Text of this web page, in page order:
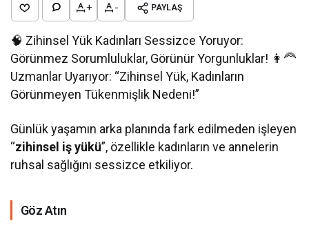
+ - PAYLAŞ
🧠 Zihinsel Yük Kadınları Sessizce Yoruyor:
Görünmez Sorumluluklar, Görünür Yorgunluklar! 👩‍🦰
Uzmanlar Uyarıyor: “Zihinsel Yük, Kadınların
Görünmeyen Tükenmişlik Nedeni!”
Günlük yaşamın arka planında fark edilmeden işleyen
“zihinsel iş yükü”, özellikle kadınların ve annelerin
ruhsal sağlığını sessizce etkiliyor.
Göz Atın